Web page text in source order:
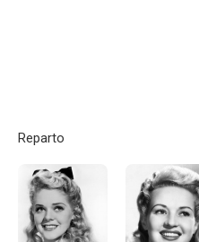
Reparto